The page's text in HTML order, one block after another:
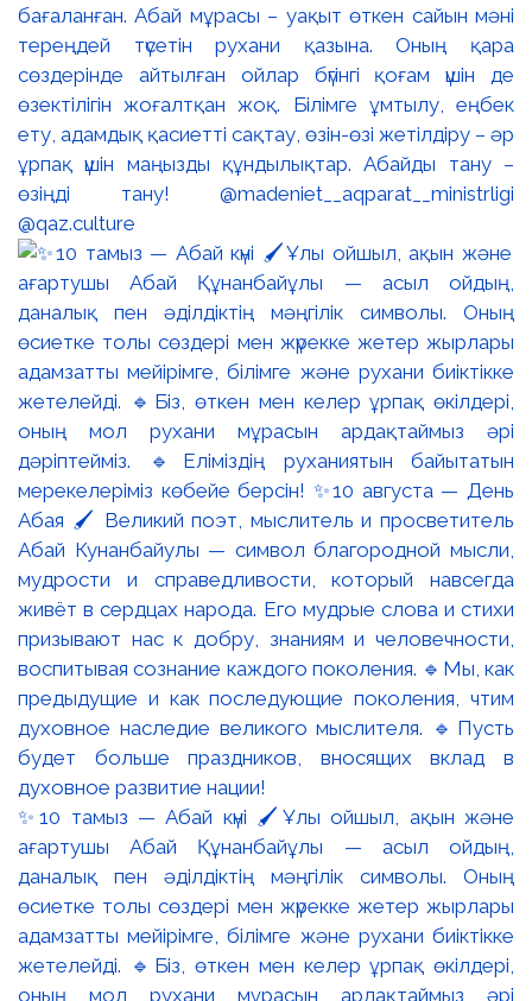
бағаланған. Абай мұрасы – уақыт өткен сайын мәні
тереңдей түсетін рухани қазына. Оның қара
сөздерінде айтылған ойлар бүгінгі қоғам үшін де
өзектілігін жоғалтқан жоқ. Білімге ұмтылу, еңбек
ету, адамдық қасиетті сақтау, өзін-өзі жетілдіру – әр
ұрпақ үшін маңызды құндылықтар. Абайды тану –
өзіңді тану! @madeniet__aqparat__ministrligi
@qaz.culture
✨10 тамыз — Абай күні 🖌️Ұлы ойшыл, ақын және
ағартушы Абай Құнанбайұлы — асыл ойдың,
даналық пен әділдіктің мәңгілік символы. Оның
өсиетке толы сөздері мен жүрекке жетер жырлары
адамзатты мейірімге, білімге және рухани биіктікке
жетелейді. 🔹Біз, өткен мен келер ұрпақ өкілдері,
оның мол рухани мұрасын ардақтаймыз әрі